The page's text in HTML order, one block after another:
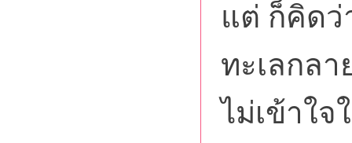
แต่ ก็คิดว่
ทะเลกลา
ไม่เข้าใจ